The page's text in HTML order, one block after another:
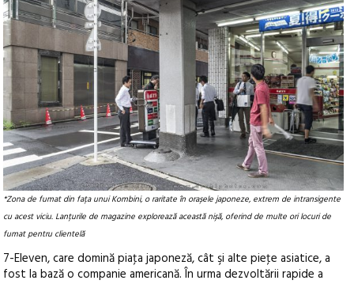
*Zona de fumat din fața unui Kombini, o raritate în orașele japoneze, extrem de intransigente
cu acest viciu. Lanțurile de magazine explorează această nișă, oferind de multe ori locuri de
fumat pentru clientelă
7-Eleven, care domină piaţa japoneză, cât şi alte pieţe asiatice, a
fost la bază o companie americană. În urma dezvoltării rapide a